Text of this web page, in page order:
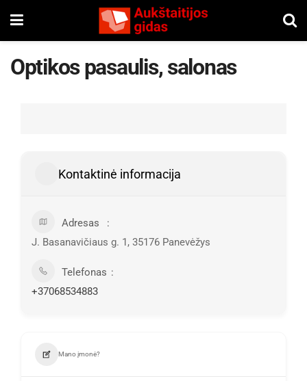
Optikos pasaulis, salonas
Kontaktinė informacija
Adresas
J. Basanavičiaus g. 1, 35176 Panevėžys
Telefonas
+37068534883
Mano įmonė?